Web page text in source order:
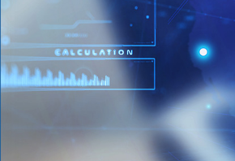
美妆消毒
石油化工
轻工产品
制药医疗